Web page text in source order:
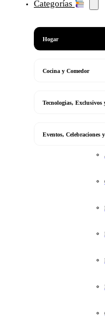
Categorías
Hogar
Cocina y Comedor
Tecnologias, Exclusivos
Eventos, Celebraciones